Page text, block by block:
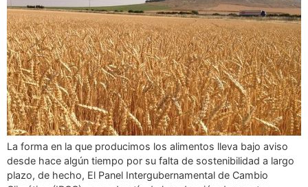
La forma en la que producimos los alimentos lleva bajo aviso
desde hace algún tiempo por su falta de sostenibilidad a largo
plazo, de hecho, El Panel Intergubernamental de Cambio